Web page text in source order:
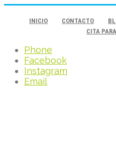
INICIO CONTACTO
CITA
Phone
Facebook
Instagram
Email